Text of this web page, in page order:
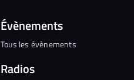
Évènements
Tous les évènements
Radios